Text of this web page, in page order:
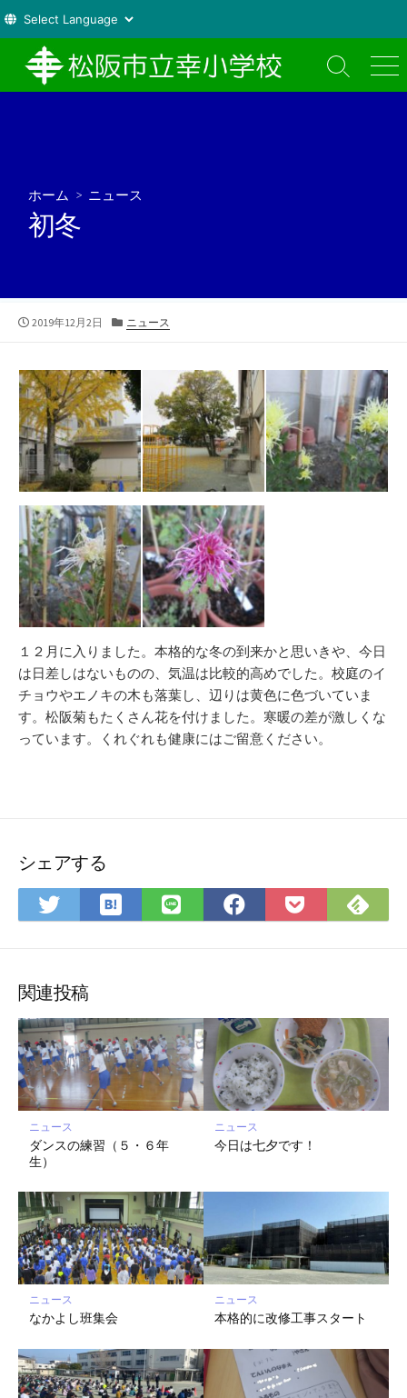
テ
検
索
メ
ニ
ホーム > ニュース
初冬
公
2019年12月2日
カ
リ
ー
ニュース
１２月に入りました。本格的な冬の到来かと思いきや、今日
は日差しはないものの、気温は比較的高めでした。校庭のイ
チョウやエノキの木も落葉し、辺りは黄色に色づいていま
す。松阪菊もたくさん花を付けました。寒暖の差が激しくな
っています。くれぐれも健康にはご留意ください。
シェアする
Twitter
で
ア
は
て
ク
マ
ー
ク
に
存
LINE
で
Facebook
で
Pocket
に
で
関連投稿
ニュース
ダンスの練習（５・６年
生）
ニュース
今日は七夕です！
ニュース
なかよし班集会
ニュース
本格的に改修工事スタート